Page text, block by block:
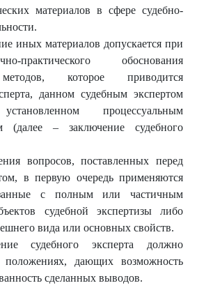
материалов в сфере судебно-
иных материалов допускается при
практического обоснования
которое приводится
данном судебным экспертом
процессуальным
(далее – заключение судебного
вопросов, поставленных перед
в первую очередь применяются
с полным или частичным
судебной экспертизы либо
вида или основных свойств.
судебного эксперта должно
положениях, дающих возможность
сделанных выводов.